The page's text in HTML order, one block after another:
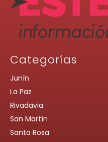
Categorías
Junín
La Paz
Rivadavia
San Martín
Santa Rosa